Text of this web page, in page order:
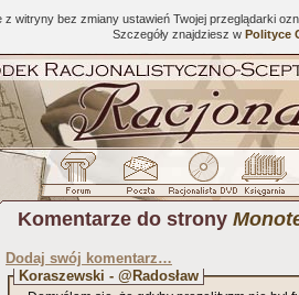
witryny bez zmiany ustawień Twojej przeglądarki
Szczegóły znajdziesz w Polityce
Komentarze do strony
Dodaj swój komentarz…
Koraszewski - @Radosław